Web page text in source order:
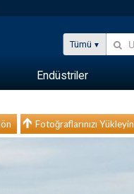
Tümü
Endüstriler
Fotoğraflarınızı Yükleyin